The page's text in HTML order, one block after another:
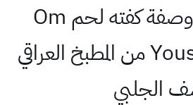
طريقة تحضير وصفة كفته لحم Om
Yousif Alchalabi من المطبخ العراقي
الجلبي